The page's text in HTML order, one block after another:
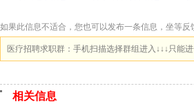
如果此信息不适合，您也可以发布一条信息，坐等反
医疗招聘求职群：手机扫描选择群组进入↓↓↓只能
相关信息